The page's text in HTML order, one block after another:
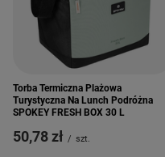
Torba Termiczna Plażowa
Turystyczna Na Lunch Podróżna
SPOKEY FRESH BOX 30 L
50,78 zł / szt.